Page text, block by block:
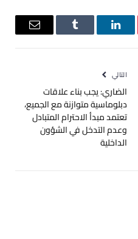
لينكدإن Tumblr
البريد
التالي
الضاري: يجب بناء علاقات
دبلوماسية متوازنة مع الجميع،
تعتمد مبدأ الاحترام المتبادل
وعدم التدخل في الشؤون
الداخلية